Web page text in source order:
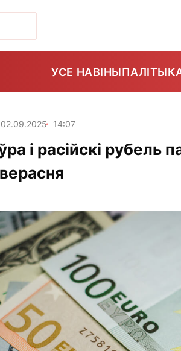
УСЕ НАВІНЫ
02.09.2025 14:07
і расійскі рубель